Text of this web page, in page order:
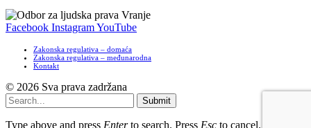
Facebook InstagramYouTube
Zakonska regulativa – domaća
Zakonska regulativa – međunarodna
Kontakt
© 2026 Sva prava zadržana
Submit
Type above and press Enterto search. Press Esc to cancel.